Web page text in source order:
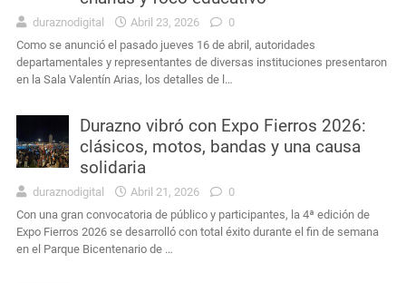
duraznodigital Abril 23, 2026
0
Como se anunció el pasado jueves 16 de abril, autoridades
departamentales y representantes de diversas instituciones presentaron
en la Sala Valentín Arias, los detalles de l…
Durazno vibró con Expo Fierros 2026:
clásicos, motos, bandas y una causa
solidaria
duraznodigital Abril 21, 2026
0
Con una gran convocatoria de público y participantes, la 4ª edición de
Expo Fierros 2026 se desarrolló con total éxito durante el fin de semana
en el Parque Bicentenario de …